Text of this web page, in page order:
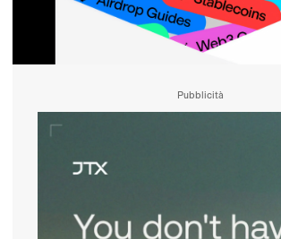
Pubblicità